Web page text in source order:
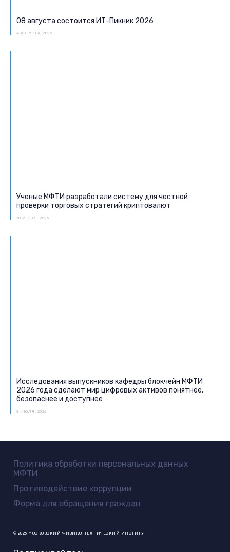
08 августа состоится ИТ-Пикник 2026
4 АВГУСТА, 2026
Ученые МФТИ разработали систему для честной
проверки торговых стратегий криптовалют
30 ИЮЛЯ, 2026
Исследования выпускников кафедры блокчейн МФТИ
2026 года сделают мир цифровых активов понятнее,
безопаснее и доступнее
8 ИЮЛЯ, 2026
Политика обработки персональных данных
МФТИ
Противодействие коррупции
Форма для обращения граждан
© 2026 МОСКОВСКИЙ ФИЗИКО-ТЕХНИЧЕСКИЙ ИНСТИТУТ